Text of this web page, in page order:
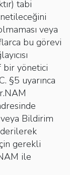
tabi
veya
bu görevi
bir yönetici
§5 uyarınca
Bildirim
gerekli
ile